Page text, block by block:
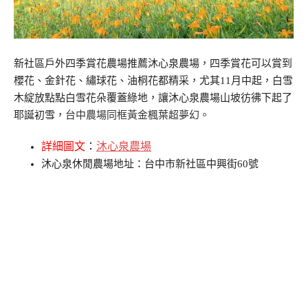
新社區戶外四季賞花農場推薦沐心泉農場，四季賞花可以賞到
櫻花、金針花、繡球花、油桐花都精采，尤其11月中起，白雪
木綻放點點白雪花朵覆蓋綠地，讓沐心泉農場山坡彷彿下起了
耶誕初雪， 台中農場同框黃金楓葉超夢幻。
詳細圖文 ： 沐心泉農場
沐心泉休閒農場地址：台中市新社區中興街60號